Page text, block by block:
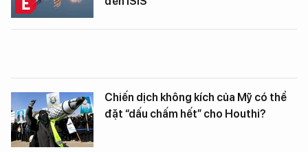
Chiến dịch không kích của Mỹ có thể
đặt “dấu chấm hết” cho Houthi?